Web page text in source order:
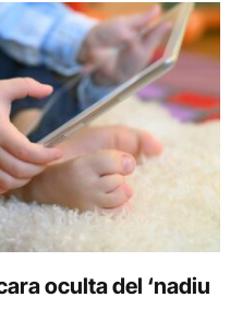
oculta del ‘nadiu